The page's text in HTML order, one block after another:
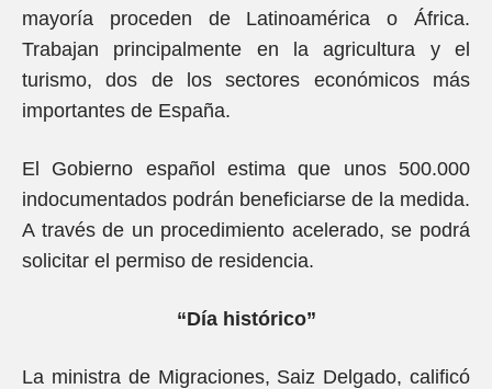
mayoría proceden de Latinoamérica o África.
Trabajan principalmente en la agricultura y el
turismo, dos de los sectores económicos más
importantes de España.
El Gobierno español estima que unos 500.000
indocumentados podrán beneficiarse de la medida.
A través de un procedimiento acelerado, se podrá
solicitar el permiso de residencia.
“Día histórico”
La ministra de Migraciones, Saiz Delgado, calificó